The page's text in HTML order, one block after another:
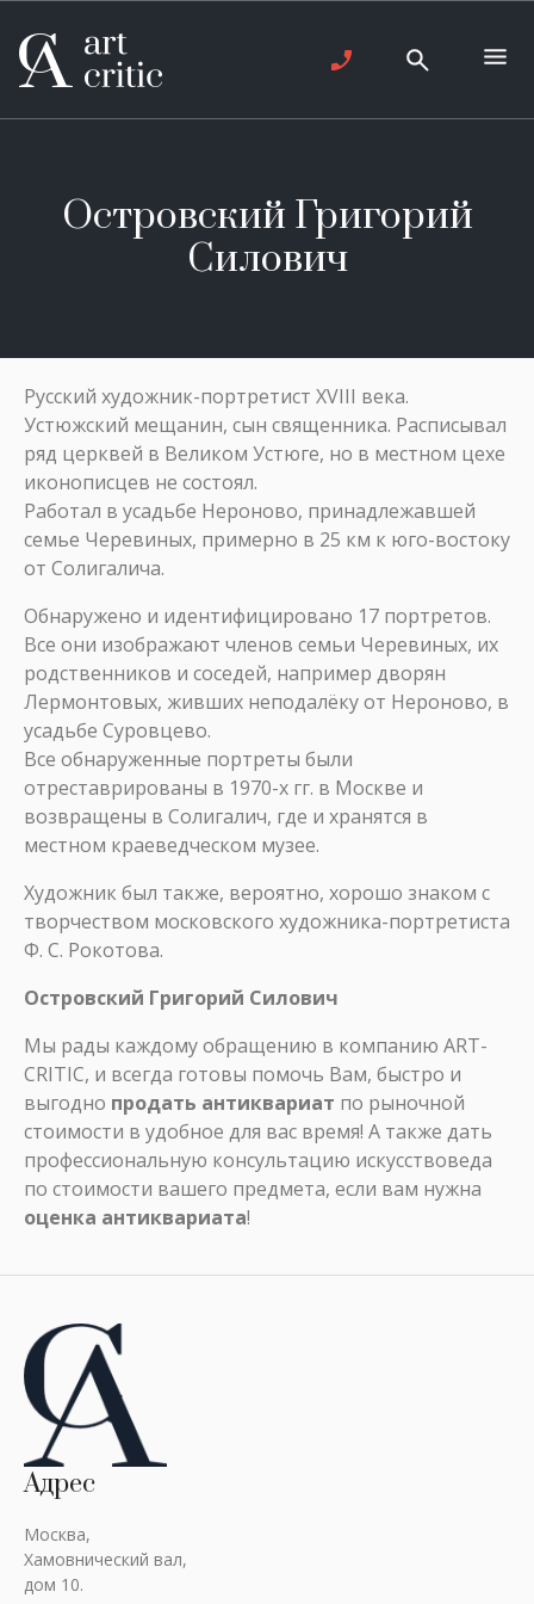
Островский Григорий
Силович
Русский художник-портретист XVIII века.
Устюжский мещанин, сын священника. Расписывал
ряд церквей в Великом Устюге, но в местном цехе
иконописцев не состоял.
Работал в усадьбе Нероново, принадлежавшей
семье Черевиных, примерно в 25 км к юго-востоку
от Солигалича.
Обнаружено и идентифицировано 17 портретов.
Все они изображают членов семьи Черевиных, их
родственников и соседей, например дворян
Лермонтовых, живших неподалёку от Нероново, в
усадьбе Суровцево.
Все обнаруженные портреты были
отреставрированы в 1970-х гг. в Москве и
возвращены в Солигалич, где и хранятся в
местном краеведческом музее.
Художник был также, вероятно, хорошо знаком с
творчеством московского художника-портретиста
Ф. С. Рокотова.
Островский Григорий Силович
Мы рады каждому обращению в компанию ART-
CRITIC, и всегда готовы помочь Вам, быстро и
выгодно продать антиквариат по рыночной
стоимости в удобное для вас время! А также дать
профессиональную консультацию искусствоведа
по стоимости вашего предмета, если вам нужна
оценка антиквариата!
Адрес
Москва,
Хамовнический вал,
дом 10.